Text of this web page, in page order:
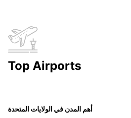
Top Airports
أهم المدن في الولايات المتحدة